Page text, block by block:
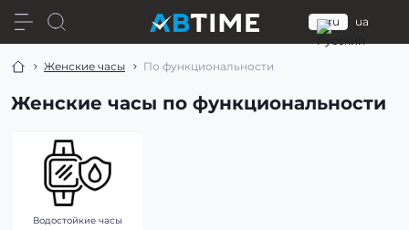
ru ua
Женские часы По функциональности
Женские часы по функциональности
Водостойкие часы